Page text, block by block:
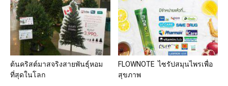
ต้นคริสต์มาสจริงสายพันธุ์หอม
ที่สุดในโลก
FLOWNOTE ไซรัปสมุนไพรเพื่อ
สุขภาพ